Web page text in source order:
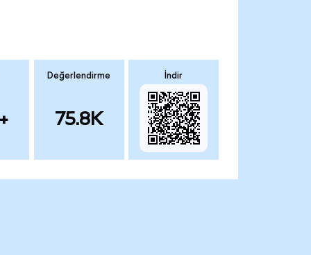
Değerlendirme
75.8K
İndir